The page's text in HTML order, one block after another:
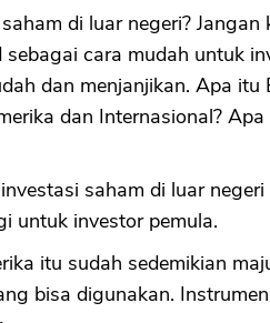
di luar negeri?
sebagai cara mudah untuk
dan menjanjikan. Apa itu
dan Internasional?
saham di luar
untuk investor pemula.
itu sudah sedemikian
bisa digunakan.